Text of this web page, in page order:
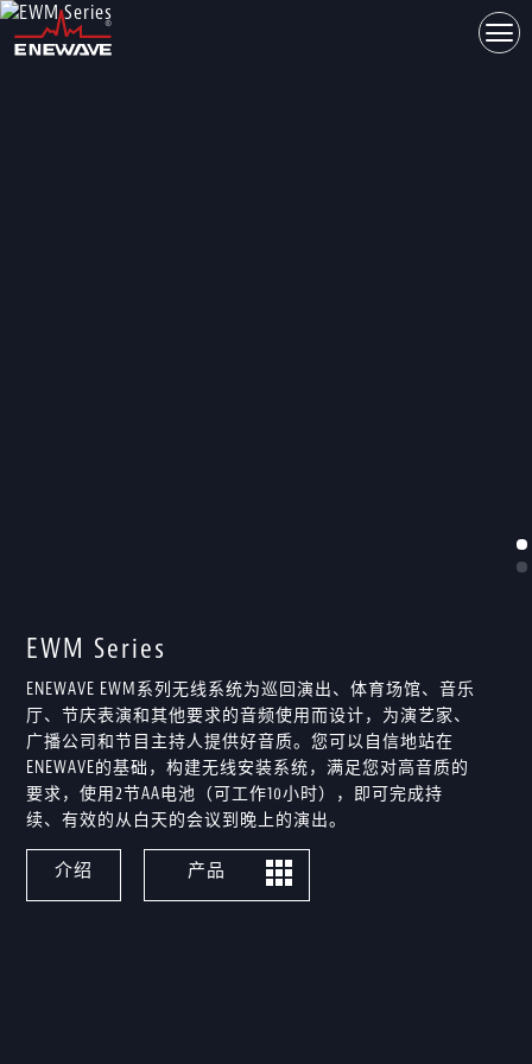
EWM Series
ENEWAVE EWM系列无线系统为巡回演出、体育场馆、音乐
厅、节庆表演和其他要求的音频使用而设计，为演艺家、
广播公司和节目主持人提供好音质。您可以自信地站在
ENEWAVE的基础，构建无线安装系统，满足您对高音质的
要求，使用2节AA电池（可工作10小时），即可完成持
续、有效的从白天的会议到晚上的演出。
介绍 产品